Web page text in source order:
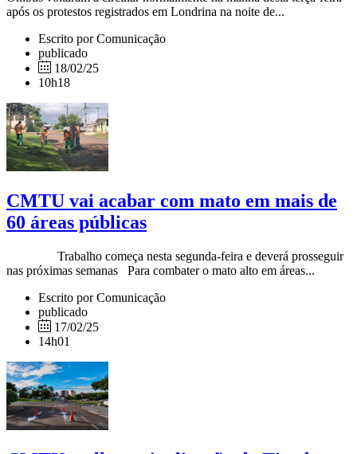
após os protestos registrados em Londrina na noite de...
Escrito por Comunicação
publicado
18/02/25
10h18
CMTU vai acabar com mato em mais de
60 áreas públicas
Trabalho começa nesta segunda-feira e deverá prosseguir
nas próximas semanas Para combater o mato alto em áreas...
Escrito por Comunicação
publicado
17/02/25
14h01